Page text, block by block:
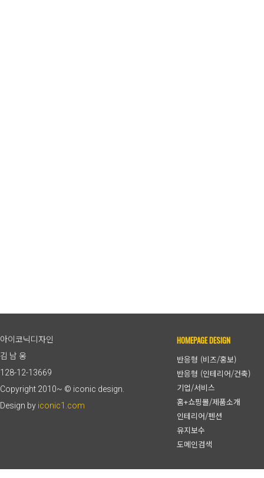
아이코닉디자인
김 남 웅
128-12-13669
Copyright 2010~ © iconic design.
Design by iconic1.com
HOMEPAGE DESIGN
반응형 (비즈/홍보)
반응형 (인테리어/건축)
기업/서비스
홈+쇼핑몰/제품소개
인테리어/펜션
유지보수
도메인검색